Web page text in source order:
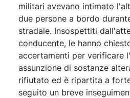
militari avevano intimato
due persone a bordo
stradale. Insospettiti
conducente, le hanno
accertamenti per verificare
assunzione di sostanze
rifiutato ed è ripartita a
seguito un breve